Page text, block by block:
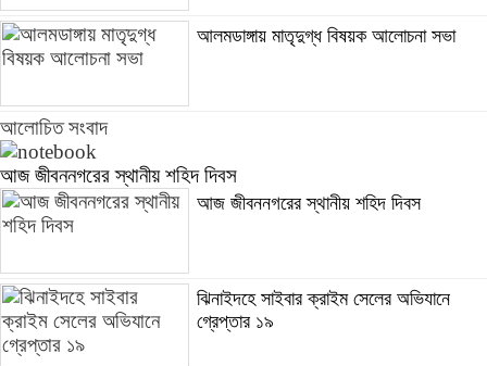
আলমডাঙ্গায় মাতৃদুগ্ধ বিষয়ক আলোচনা সভা
আলোচিত সংবাদ
আজ জীবননগরের স্থানীয় শহিদ দিবস
আজ জীবননগরের স্থানীয় শহিদ দিবস
ঝিনাইদহে সাইবার ক্রাইম সেলের অভিযানে
গ্রেপ্তার ১৯